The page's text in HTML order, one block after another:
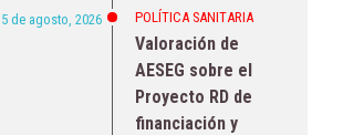
5 de agosto, 2026 POLÍTICA SANITARIA
Valoración de
AESEG sobre el
Proyecto RD de
financiación y